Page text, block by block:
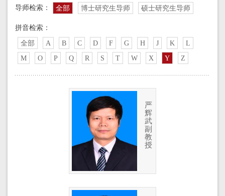
导师检索： 全部 博士研究生导师 硕士研究生导师
拼音检索：
全部 A B C D F G H J K
L
M
O P Q R S T W X Y Z
严
辉
武
副
教
授